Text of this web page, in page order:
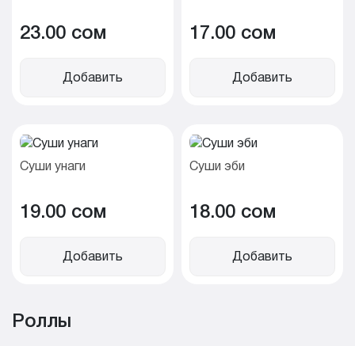
23.00 cом
Добавить
17.00 cом
Добавить
Суши унаги
19.00 cом
Добавить
Суши эби
18.00 cом
Добавить
Роллы